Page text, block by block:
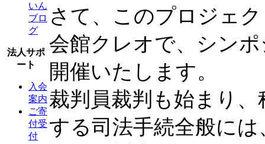
いん
ブロ
グ
法人サポ
ート
入会
案内
ご寄
付受
付
さて、このプロジェ
会館クレオで、シン
開催いたします。
裁判員裁判も始まり
する司法手続全般に